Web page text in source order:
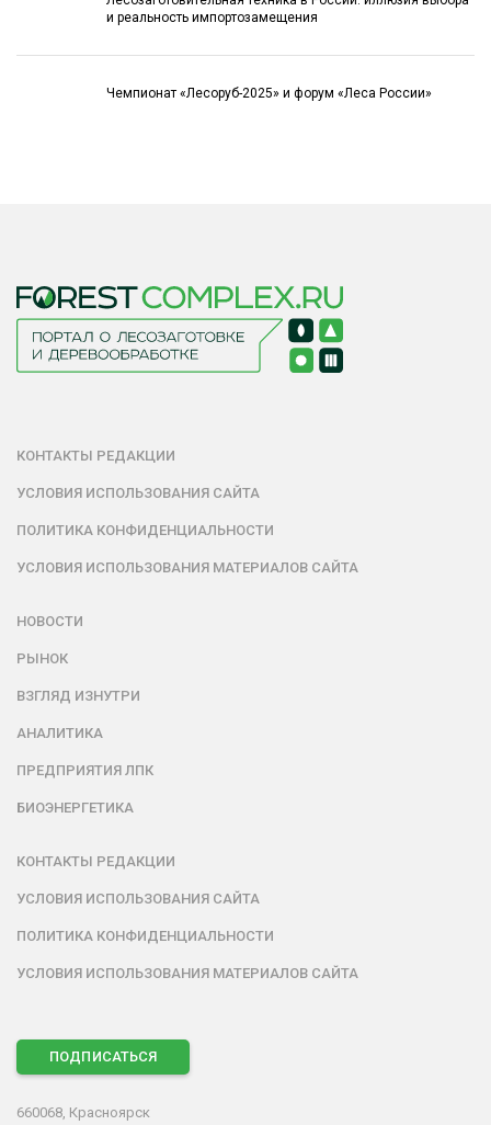
и реальность импортозамещения
Чемпионат «Лесоруб-2025» и форум «Леса России»
КОНТАКТЫ РЕДАКЦИИ
УСЛОВИЯ ИСПОЛЬЗОВАНИЯ САЙТА
ПОЛИТИКА КОНФИДЕНЦИАЛЬНОСТИ
УСЛОВИЯ ИСПОЛЬЗОВАНИЯ МАТЕРИАЛОВ САЙТА
НОВОСТИ
РЫНОК
ВЗГЛЯД ИЗНУТРИ
АНАЛИТИКА
ПРЕДПРИЯТИЯ ЛПК
БИОЭНЕРГЕТИКА
КОНТАКТЫ РЕДАКЦИИ
УСЛОВИЯ ИСПОЛЬЗОВАНИЯ САЙТА
ПОЛИТИКА КОНФИДЕНЦИАЛЬНОСТИ
УСЛОВИЯ ИСПОЛЬЗОВАНИЯ МАТЕРИАЛОВ САЙТА
ПОДПИСАТЬСЯ
660068, Красноярск